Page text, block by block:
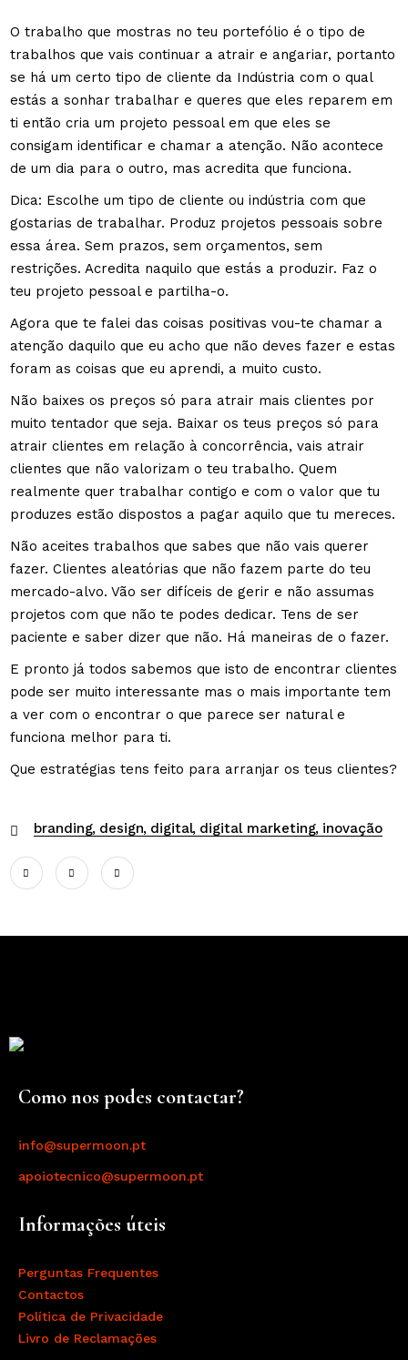
O trabalho que mostras no teu portefólio é o tipo de
trabalhos que vais continuar a atrair e angariar, portanto
se há um certo tipo de cliente da Indústria com o qual
estás a sonhar trabalhar e queres que eles reparem em
ti então cria um projeto pessoal em que eles se
consigam identificar e chamar a atenção. Não acontece
de um dia para o outro, mas acredita que funciona.
Dica: Escolhe um tipo de cliente ou indústria com que
gostarias de trabalhar. Produz projetos pessoais sobre
essa área. Sem prazos, sem orçamentos, sem
restrições. Acredita naquilo que estás a produzir. Faz o
teu projeto pessoal e partilha-o.
Agora que te falei das coisas positivas vou-te chamar a
atenção daquilo que eu acho que não deves fazer e estas
foram as coisas que eu aprendi, a muito custo.
Não baixes os preços só para atrair mais clientes por
muito tentador que seja. Baixar os teus preços só para
atrair clientes em relação à concorrência, vais atrair
clientes que não valorizam o teu trabalho. Quem
realmente quer trabalhar contigo e com o valor que tu
produzes estão dispostos a pagar aquilo que tu mereces.
Não aceites trabalhos que sabes que não vais querer
fazer. Clientes aleatórias que não fazem parte do teu
mercado-alvo. Vão ser difíceis de gerir e não assumas
projetos com que não te podes dedicar. Tens de ser
paciente e saber dizer que não. Há maneiras de o fazer.
E pronto já todos sabemos que isto de encontrar clientes
pode ser muito interessante mas o mais importante tem
a ver com o encontrar o que parece ser natural e
funciona melhor para ti.
Que estratégias tens feito para arranjar os teus clientes?
branding design digital digital marketing inovação
Como nos podes contactar?
info@supermoon.pt
apoiotecnico@supermoon.pt
Informações úteis
Perguntas Frequentes
Contactos
Política de Privacidade
Livro de Reclamações